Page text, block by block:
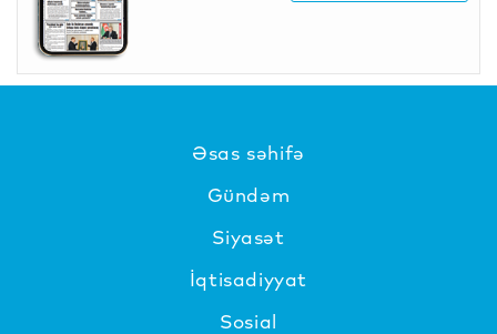
Əsas səhifə
Gündəm
Siyasət
İqtisadiyyat
Sosial